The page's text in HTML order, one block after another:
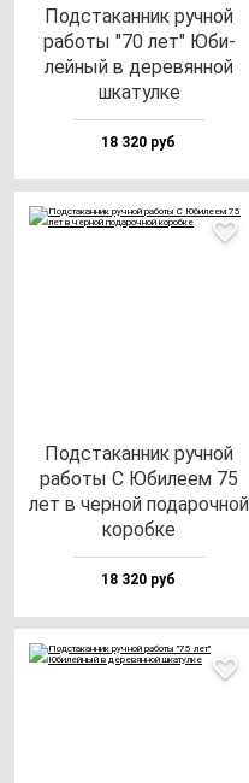
Под­ста­кан­ник руч­ной
ра­бо­ты "70 лет" Юби­
лей­ный в де­ре­вян­ной
шка­тул­ке
18 320 руб
Под­ста­кан­ник руч­ной
ра­бо­ты С Юби­ле­ем 75
лет в чер­ной по­да­роч­ной
ко­роб­ке
18 320 руб